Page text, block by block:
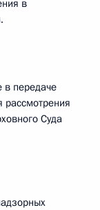
в
в передаче
Суда